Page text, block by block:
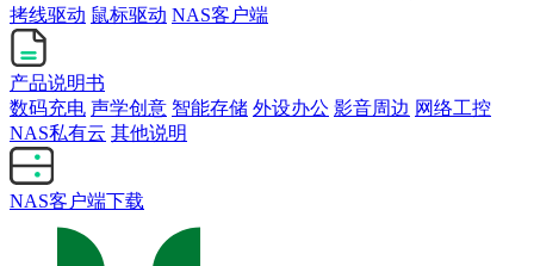
拷线驱动 鼠标驱动 NAS客户端
产品说明书
数码充电 声学创意 智能存储 外设办公 影音周边 网络工控
NAS私有云 其他说明
NAS客户端下载